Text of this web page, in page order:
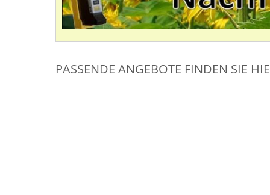
PASSENDE ANGEBOTE FINDEN SIE